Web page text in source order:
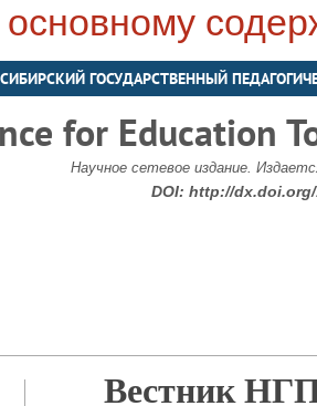
основному
ГОСУДАРСТВЕННЫЙ
for Education
Научное сетевое издание.
DOI: http://dx.doi.org/
Вестник